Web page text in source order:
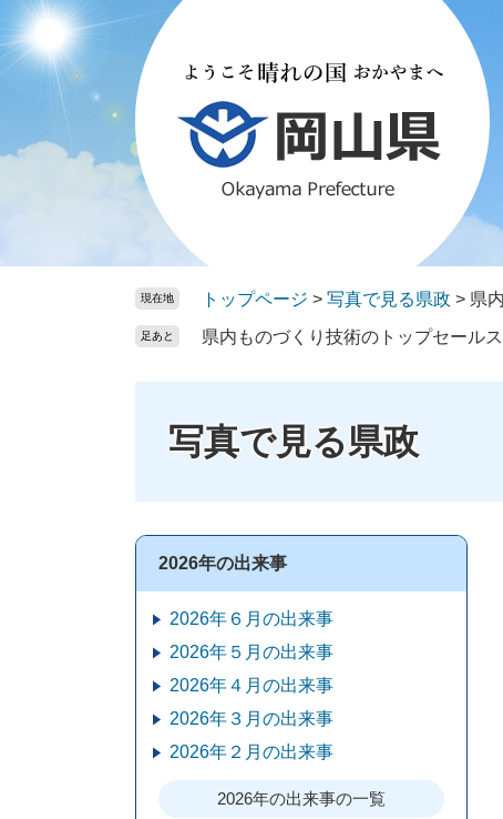
ー
ジ
ニ
ュ
現在地 トップページ > 写真で見る県政 > 県
足あと 県内ものづくり技術のトップセールス
写真で見る県政
2026年の出来事
2026年６月の出来事
2026年５月の出来事
2026年４月の出来事
2026年３月の出来事
2026年２月の出来事
2026年の出来事の一覧